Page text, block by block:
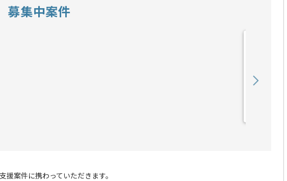
募集中案件
援案件に携わっていただきます。